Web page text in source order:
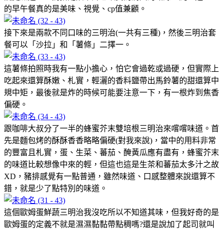
的早午餐真的是美味、視覺、cp值兼顧。
接下來是兩款不同口味的三明治(一共有三種)，然後三明治套
餐可以「沙拉」和「薯條」二擇一。
這薯條拍照時我有一點小擔心，怕它會過乾或過硬，但實際上
吃起來還算酥嫩、札實，輕灑的香料鹽帶出馬鈴薯的甜還算中
規中矩，最後就是炸的時候可能要注意一下，有一根炸到焦香
偏硬。
跟咖啡大叔分了一半的蜂蜜芥末雙培根三明治來嚐嚐味道。首
先是麵包烤的酥酥香香略略偏硬(對我來說)，當中的用料非常
的豐富且札實，蛋、生菜、蕃茄、醃黃瓜應有盡有，蜂蜜芥末
的味道比較想像中來的輕，但這也這是生茶和蕃茄太多汁之故
XD，豬排感覺有一點普通，雖然味道、口感整體來說還算不
錯，就是少了點特別的味道。
這個歐姆蛋鮮蔬三明治我沒吃所以不知道其味，但我好奇的是
歐姆蛋的定義不就是濕濕黏黏帶點稠嗎?還是說加了起司就叫